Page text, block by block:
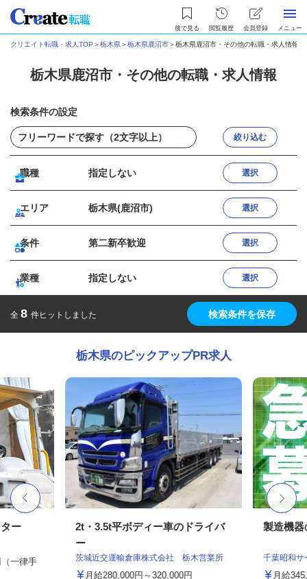
後で見る 閲覧履歴 会員登録 メニュー
クリエイト転職・求人TOP ＞栃木県＞栃木県鹿沼市＞栃木県鹿沼市・その他の転職・求人情報
栃木県鹿沼市・その他の転職・求人情報
検索条件の設定
絞り込む
職種 指定しない 選択
エリア 栃木県(鹿沼市) 選択
条件 第二新卒歓迎 選択
業種 指定しない 選択
全 8 件ヒットしました 検索条件を保存
栃木県のピックアップPR求人
ー
一律手
2t・3.5t平ボディー車のドライバ
ー
茨城近交運輸倉庫株式会社 栃木営業所
月給280,000円～320,000円
製造機器
千葉昭和サ
月給